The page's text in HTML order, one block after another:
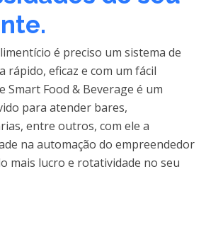
é preciso um sistema de
rápido, eficaz e com um fácil
Smart Food & Beverage é um
para atender bares,
entre outros, com ele a
na automação do empreendedor
mais lucro e rotatividade no seu